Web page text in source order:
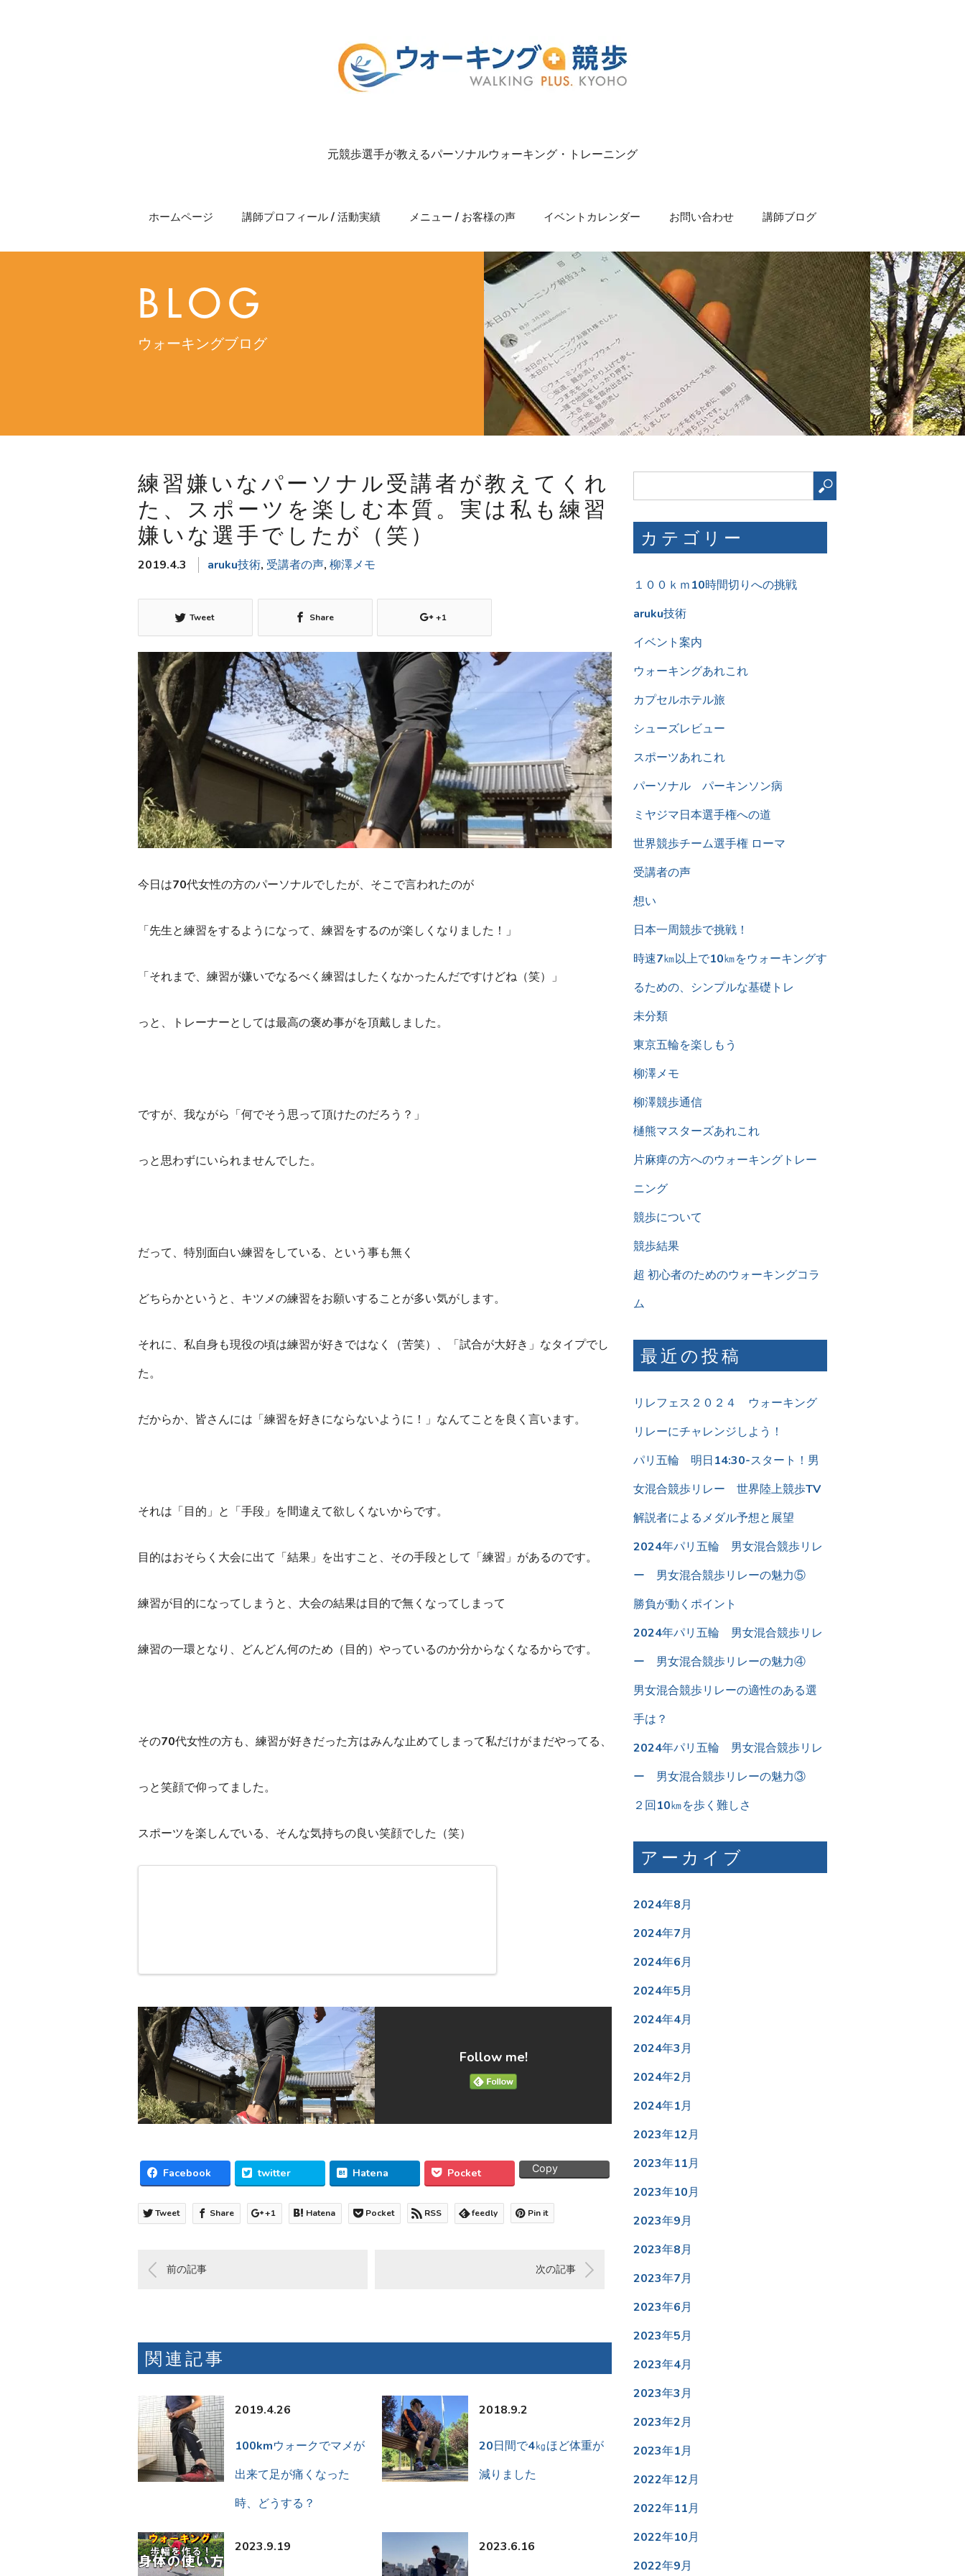
元競歩選手が教えるパーソナルウォーキング・トレーニング
ホームページ 講師プロフィール / 活動実績 メニュー / お客様の声 イベントカレンダー お問い合わせ 講師ブログ
BLOG
ウォーキングブログ
練習嫌いなパーソナル受講者が教えてくれ
た、スポーツを楽しむ本質。実は私も練習
嫌いな選手でしたが（笑）
2019.4.3 aruku技術, 受講者の声, 柳澤メモ
Tweet Share +1
今日は70代女性の方のパーソナルでしたが、そこで言われたのが
「先生と練習をするようになって、練習をするのが楽しくなりました！」
「それまで、練習が嫌いでなるべく練習はしたくなかったんだですけどね（笑）」
っと、トレーナーとしては最高の褒め事がを頂戴しました。
ですが、我ながら「何でそう思って頂けたのだろう？」
っと思わずにいられませんでした。
だって、特別面白い練習をしている、という事も無く
どちらかというと、キツメの練習をお願いすることが多い気がします。
それに、私自身も現役の頃は練習が好きではなく（苦笑）、「試合が大好き」なタイプでし
た。
だからか、皆さんには「練習を好きにならないように！」なんてことを良く言います。
それは「目的」と「手段」を間違えて欲しくないからです。
目的はおそらく大会に出て「結果」を出すこと、その手段として「練習」があるのです。
練習が目的になってしまうと、大会の結果は目的で無くなってしまって
練習の一環となり、どんどん何のため（目的）やっているのか分からなくなるからです。
その70代女性の方も、練習が好きだった方はみんな止めてしまって私だけがまだやってる、
っと笑顔で仰ってました。
スポーツを楽しんでいる、そんな気持ちの良い笑顔でした（笑）
Follow me!
Facebook twitter Hatena Pocket Copy
Tweet Share +1 Hatena Pocket RSS feedly Pin it
前の記事 次の記事
関連記事
2019.4.26
100kmウォークでマメが
出来て足が痛くなった
時、どうする？
2018.9.2
20日間で4㎏ほど体重が
減りました
2023.9.19 2023.6.16
カテゴリー
１００ｋｍ10時間切りへの挑戦
aruku技術
イベント案内
ウォーキングあれこれ
カプセルホテル旅
シューズレビュー
スポーツあれこれ
パーソナル パーキンソン病
ミヤジマ日本選手権への道
世界競歩チーム選手権 ローマ
受講者の声
想い
日本一周競歩で挑戦！
時速7㎞以上で10㎞をウォーキングす
るための、シンプルな基礎トレ
未分類
東京五輪を楽しもう
柳澤メモ
柳澤競歩通信
樋熊マスターズあれこれ
片麻痺の方へのウォーキングトレー
ニング
競歩について
競歩結果
超 初心者のためのウォーキングコラ
ム
最近の投稿
リレフェス２０２４ ウォーキング
リレーにチャレンジしよう！
パリ五輪 明日14:30-スタート！男
女混合競歩リレー 世界陸上競歩TV
解説者によるメダル予想と展望
2024年パリ五輪 男女混合競歩リレ
ー 男女混合競歩リレーの魅力⑤
勝負が動くポイント
2024年パリ五輪 男女混合競歩リレ
ー 男女混合競歩リレーの魅力④
男女混合競歩リレーの適性のある選
手は？
2024年パリ五輪 男女混合競歩リレ
ー 男女混合競歩リレーの魅力③
２回10㎞を歩く難しさ
アーカイブ
2024年8月
2024年7月
2024年6月
2024年5月
2024年4月
2024年3月
2024年2月
2024年1月
2023年12月
2023年11月
2023年10月
2023年9月
2023年8月
2023年7月
2023年6月
2023年5月
2023年4月
2023年3月
2023年2月
2023年1月
2022年12月
2022年11月
2022年10月
2022年9月